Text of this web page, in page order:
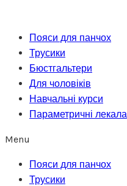
вмістуПояси для панчох
Трусики
Бюстгальтери
Для чоловіків
Навчальні курси
Параметричні лекала
Menu
Пояси для панчох
Трусики